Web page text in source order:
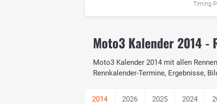
Timing
Moto3 Kalender 2014 -
Moto3 Kalender 2014 mit allen
Rennkalender-Termine, Ergebnisse,
2026 2025 2024